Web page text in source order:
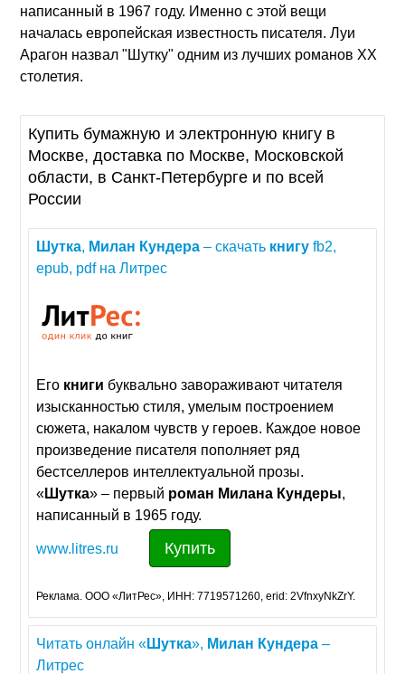
написанный в 1967 году. Именно с этой вещи
началась европейская известность писателя. Луи
Арагон назвал "Шутку" одним из лучших романов ХХ
столетия.
Купить бумажную и электронную книгу в
Москве, доставка по Москве, Московской
области, в Санкт-Петербурге и по всей
России
Шутка, Милан Кундера – скачать книгу fb2,
epub, pdf на Литрес
Его книги буквально завораживают читателя
изысканностью стиля, умелым построением
сюжета, накалом чувств у героев. Каждое новое
произведение писателя пополняет ряд
бестселлеров интеллектуальной прозы.
«Шутка» – первый роман Милана Кундеры,
написанный в 1965 году.
www.litres.ru Купить
Реклама. ООО «ЛитРес», ИНН: 7719571260, erid: 2VfnxyNkZrY.
Читать онлайн «Шутка», Милан Кундера –
Литрес